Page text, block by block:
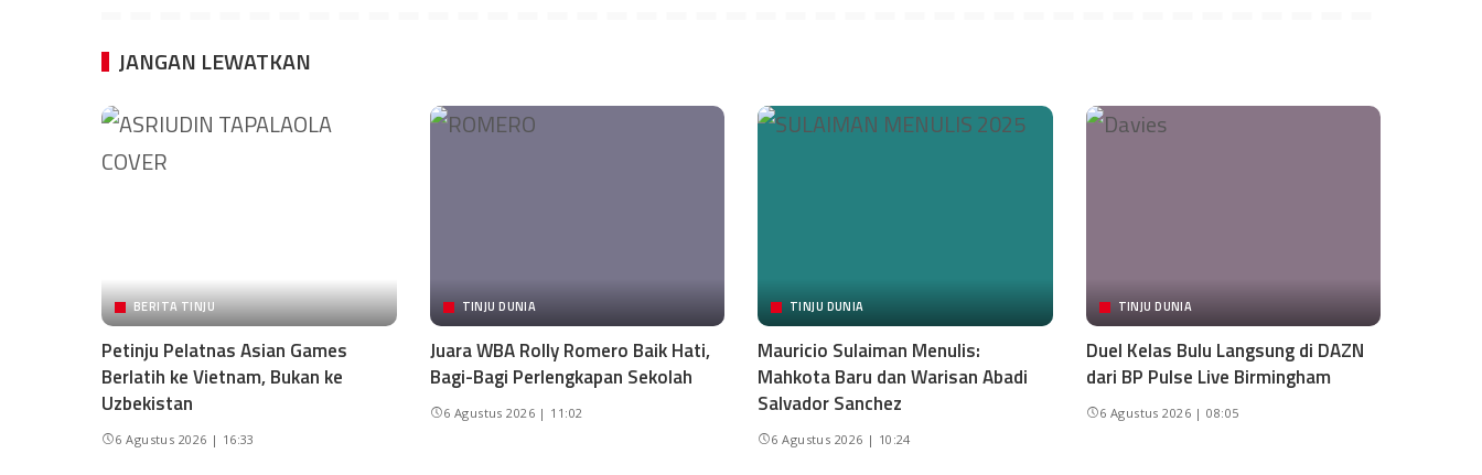
JANGAN LEWATKAN
BERITA TINJU
Petinju Pelatnas Asian Games
Berlatih ke Vietnam, Bukan ke
Uzbekistan
6 Agustus 2026 | 16:33
TINJU DUNIA
Juara WBA Rolly Romero Baik Hati,
Bagi-Bagi Perlengkapan Sekolah
6 Agustus 2026 | 11:02
TINJU DUNIA
Mauricio Sulaiman Menulis:
Mahkota Baru dan Warisan Abadi
Salvador Sanchez
6 Agustus 2026 | 10:24
TINJU DUNIA
Duel Kelas Bulu Langsung di DAZN
dari BP Pulse Live Birmingham
6 Agustus 2026 | 08:05